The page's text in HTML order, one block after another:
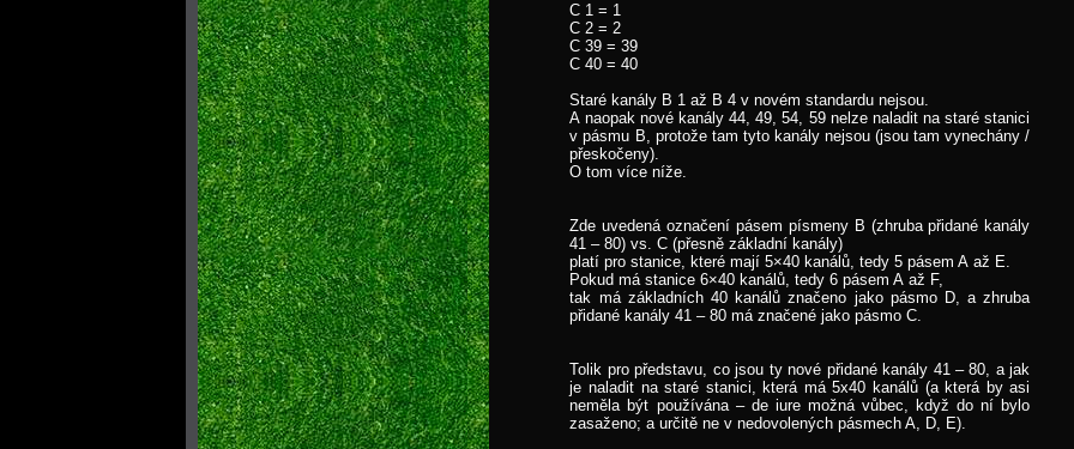
C 1 = 1
C 2 = 2
C 39 = 39
C 40 = 40
Staré kanály B 1 až B 4 v novém standardu nejsou.
A naopak nové kanály 44, 49, 54, 59 nelze naladit na staré stanici
v pásmu B, protože tam tyto kanály nejsou (jsou tam vynechány /
přeskočeny).
O tom více níže.
Zde uvedená označení pásem písmeny B (zhruba přidané kanály
41 – 80) vs. C (přesně základní kanály)
platí pro stanice, které mají 5×40 kanálů, tedy 5 pásem A až E.
Pokud má stanice 6×40 kanálů, tedy 6 pásem A až F,
tak má základních 40 kanálů značeno jako pásmo D, a zhruba
přidané kanály 41 – 80 má značené jako pásmo C.
Tolik pro představu, co jsou ty nové přidané kanály 41 – 80, a jak
je naladit na staré stanici, která má 5x40 kanálů (a která by asi
neměla být používána – de iure možná vůbec, když do ní bylo
zasaženo; a určitě ne v nedovolených pásmech A, D, E).